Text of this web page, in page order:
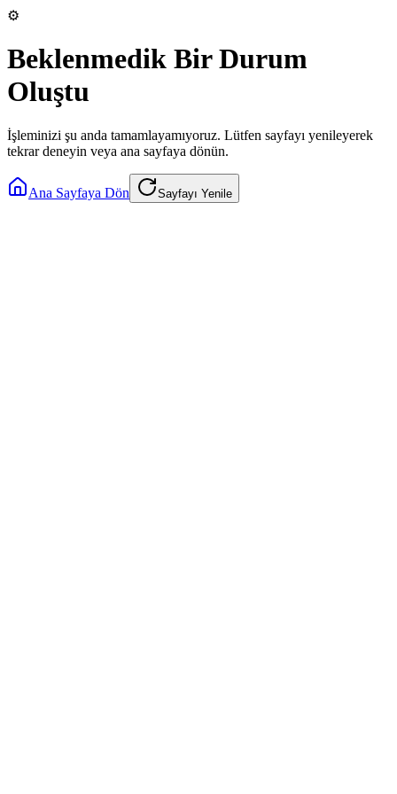
⚙️
Beklenmedik Bir Durum
Oluştu
İşleminizi şu anda tamamlayamıyoruz. Lütfen sayfayı yenileyerek
tekrar deneyin veya ana sayfaya dönün.
Ana Sayfaya Dön Sayfayı Yenile